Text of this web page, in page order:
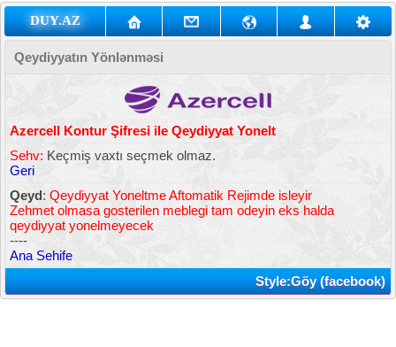
DUY.AZ
Qeydiyyatın Yönlənməsi
Azercell Kontur Şifresi ile Qeydiyyat Yonelt
Sehv:Keçmiş vaxtı seçmek olmaz.
Geri
Qeyd: Qeydiyyat Yoneltme Aftomatik Rejimde isleyir
Zehmet olmasa gosterilen meblegi tam odeyin eks halda
qeydiyyat yonelmeyecek
----
Ana Sehife
Style:Göy (facebook)